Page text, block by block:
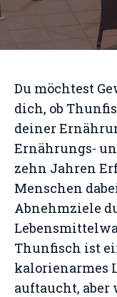
Du möchtest
dich, ob
deiner
Ernährungs-
zehn Jahren
Menschen
Abnehmziele
Thunfisch ist
kalorienarmes
auftaucht,